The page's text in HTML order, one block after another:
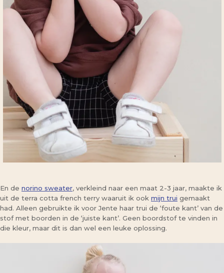
En de norino sweater, verkleind naar een maat 2-3 jaar, maakte ik
uit de terra cotta french terry waaruit ik ook mijn trui gemaakt
had. Alleen gebruikte ik voor Jente haar trui de ‘foute kant’ van de
stof met boorden in de ‘juiste kant’. Geen boordstof te vinden in
die kleur, maar dit is dan wel een leuke oplossing.